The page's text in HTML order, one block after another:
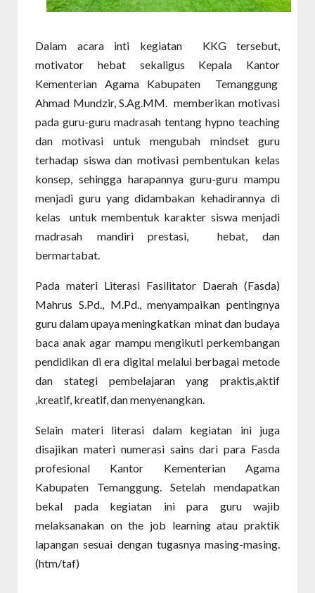
Dalam acara inti kegiatan KKG tersebut,
motivator hebat sekaligus Kepala Kantor
Kementerian Agama Kabupaten Temanggung
Ahmad Mundzir, S.Ag.MM. memberikan motivasi
pada guru-guru madrasah tentang hypno teaching
dan motivasi untuk mengubah mindset guru
terhadap siswa dan motivasi pembentukan kelas
konsep, sehingga harapannya guru-guru mampu
menjadi guru yang didambakan kehadirannya di
kelas untuk membentuk karakter siswa menjadi
madrasah mandiri prestasi, hebat, dan
bermartabat.
Pada materi Literasi Fasilitator Daerah (Fasda)
Mahrus S.Pd., M.Pd., menyampaikan pentingnya
guru dalam upaya meningkatkan minat dan budaya
baca anak agar mampu mengikuti perkembangan
pendidikan di era digital melalui berbagai metode
dan stategi pembelajaran yang praktis,aktif
,kreatif, kreatif, dan menyenangkan.
Selain materi literasi dalam kegiatan ini juga
disajikan materi numerasi sains dari para Fasda
profesional Kantor Kementerian Agama
Kabupaten Temanggung. Setelah mendapatkan
bekal pada kegiatan ini para guru wajib
melaksanakan on the job learning atau praktik
lapangan sesuai dengan tugasnya masing-masing.
(htm/taf)